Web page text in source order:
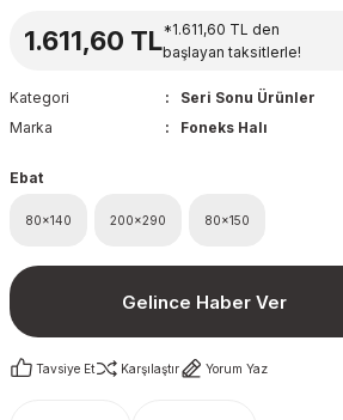
1.611,60 TL*1.611,60 TL den
başlayan taksitlerle!
Kategori
Seri Sonu Ürünler
Marka
Foneks Halı
Ebat
80x140 200x290 80x150
Gelince Haber Ver
Tavsiye Et Karşılaştır Yorum Yaz